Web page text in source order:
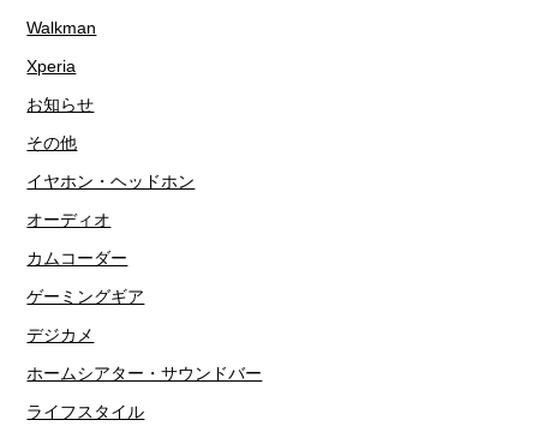
Walkman
Xperia
お知らせ
その他
イヤホン・ヘッドホン
オーディオ
カムコーダー
ゲーミングギア
デジカメ
ホームシアター・サウンドバー
ライフスタイル